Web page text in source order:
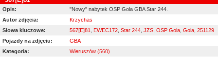
Opis:
"Nowy" nabytek OSP Gola GBA Star 244.
Autor zdjęcia:
Krzychas
Słowa kluczowe:
567[E]81 EWEC172 Star 244 JZS OSP Gola Gola 251129
Pojazdy na zdjęciu:
GBA
Kategoria:
Wieruszów (560)